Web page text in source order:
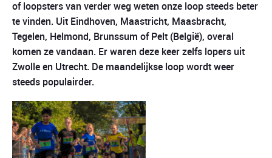
of loopsters van verder weg weten onze loop steeds beter
te vinden. Uit Eindhoven, Maastricht, Maasbracht,
Tegelen, Helmond, Brunssum of Pelt (België), overal
komen ze vandaan. Er waren deze keer zelfs lopers uit
Zwolle en Utrecht. De maandelijkse loop wordt weer
steeds populairder.